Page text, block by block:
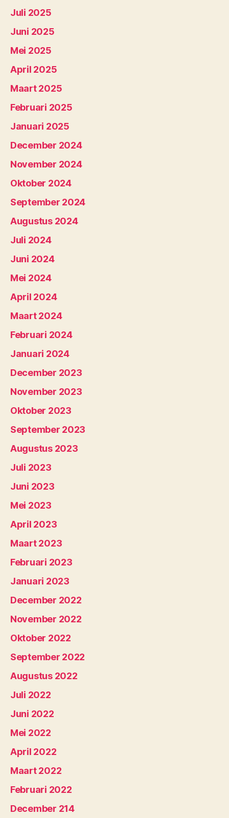
Juli 2025
Juni 2025
Mei 2025
April 2025
Maart 2025
Februari 2025
Januari 2025
December 2024
November 2024
Oktober 2024
September 2024
Augustus 2024
Juli 2024
Juni 2024
Mei 2024
April 2024
Maart 2024
Februari 2024
Januari 2024
December 2023
November 2023
Oktober 2023
September 2023
Augustus 2023
Juli 2023
Juni 2023
Mei 2023
April 2023
Maart 2023
Februari 2023
Januari 2023
December 2022
November 2022
Oktober 2022
September 2022
Augustus 2022
Juli 2022
Juni 2022
Mei 2022
April 2022
Maart 2022
Februari 2022
December 214